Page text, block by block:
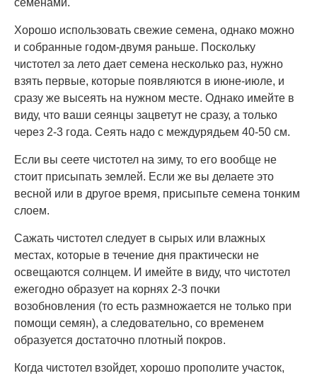
семенами.
Хорошо использовать свежие семена, однако можно
и собранные годом-двумя раньше. Поскольку
чистотел за лето дает семена несколько раз, нужно
взять первые, которые появляются в июне-июле, и
сразу же высеять на нужном месте. Однако имейте в
виду, что ваши сеянцы зацветут не сразу, а только
через 2-3 года. Сеять надо с междурядьем 40-50 см.
Если вы сеете чистотел на зиму, то его вообще не
стоит присыпать землей. Если же вы делаете это
весной или в другое время, присыпьте семена тонким
слоем.
Сажать чистотел следует в сырых или влажных
местах, которые в течение дня практически не
освещаются солнцем. И имейте в виду, что чистотел
ежегодно образует на корнях 2-3 почки
возобновления (то есть размножается не только при
помощи семян), а следовательно, со временем
образуется достаточно плотный покров.
Когда чистотел взойдет, хорошо прополите участок,